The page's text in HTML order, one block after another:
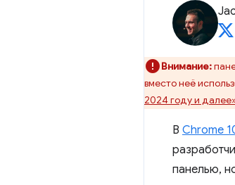
Внимание:
вместо неё
2024 году и
В Chrome
панелью,